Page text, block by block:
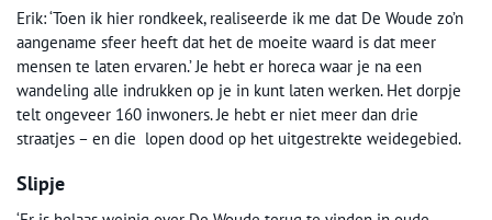
Erik: ‘Toen ik hier rondkeek, realiseerde ik me dat De Woude zo’n
aangename sfeer heeft dat het de moeite waard is dat meer
mensen te laten ervaren.’ Je hebt er horeca waar je na een
wandeling alle indrukken op je in kunt laten werken. Het dorpje
telt ongeveer 160 inwoners. Je hebt er niet meer dan drie
straatjes – en die lopen dood op het uitgestrekte weidegebied.
Slipje